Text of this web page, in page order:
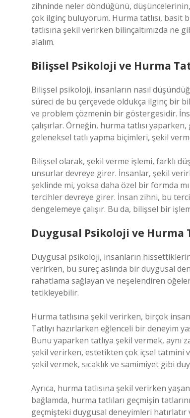
zihninde neler döndüğünü,
çok ilginç buluyorum. Hurma tatlısı, basit
tatlısına şekil verirken bilinçaltımızda
alalım.
Bilişsel Psikoloji ve Hurma
Bilişsel psikoloji, insanların nasıl
süreci de bu çerçevede oldukça ilginç bir
ve problem çözmenin bir göstergesidir.
çalışırlar. Örneğin, hurma tatlısı
geleneksel tatlı yapma biçimleri, şekil
Bilişsel olarak, şekil verme işlemi, farklı
unsurlar devreye girer. İnsanlar, şekil
şeklinde mi, yoksa daha özel bir formda
tercihler devreye girer. İnsan zihni, bu
dengelemeye çalışır. Bu da, bilişsel bir
Duygusal Psikoloji ve Hurma
Duygusal psikoloji, insanların
verirken, bu süreç aslında bir duygusal
rahatlama sağlayan ve neşelendiren
tetikleyebilir.
Hurma tatlısına şekil verirken, birçok
Tatlıyı hazırlarken eğlenceli bir deneyim
Bunu yaparken tatlıya şekil vermek, aynı
şekil verirken, estetikten çok içsel tatmini
şekil vermek, sıcaklık ve samimiyet gibi
Ayrıca, hurma tatlısına şekil verirken
bağlamda, hurma tatlıları geçmişin
geçmişteki duygusal deneyimleri